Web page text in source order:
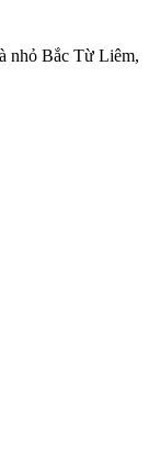
nhỏ Bắc Từ Liêm,